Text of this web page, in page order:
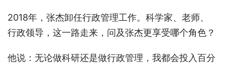
2018年，张杰卸任行政管理工作。科学家、老师、
行政领导，这一路走来，问及张杰更享受哪个角色？
他说：无论做科研还是做行政管理，我都会投入百分